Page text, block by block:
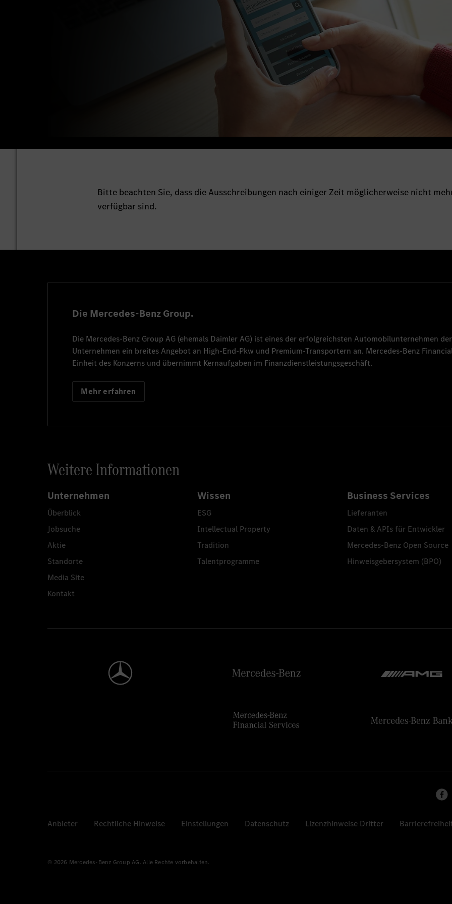
Bitte beachten Sie, dass die Ausschreibungen nach einiger Zeit möglicherweise nicht
verfügbar sind.
Die Mercedes-Benz Group.
Die Mercedes-Benz Group AG (ehemals Daimler AG) ist eines der erfolgreichsten Automobilunternehmen
Unternehmen ein breites Angebot an High-End-Pkw und Premium-Transportern an. Mercedes-Benz
Einheit des Konzerns und übernimmt Kernaufgaben im Finanzdienstleistungsgeschäft.
Mehr erfahren
Weitere Informationen
Unternehmen
Überblick
Jobsuche
Aktie
Standorte
Media Site
Kontakt
Wissen
ESG
Intellectual Property
Tradition
Talentprogramme
Business Services
Lieferanten
Daten & APIs für Entwickler
Mercedes-Benz Open Source
Hinweisgebersystem (BPO)
Anbieter Rechtliche Hinweise Einstellungen Datenschutz Lizenzhinweise Dritter
© 2026 Mercedes-Benz Group AG. Alle Rechte vorbehalten.